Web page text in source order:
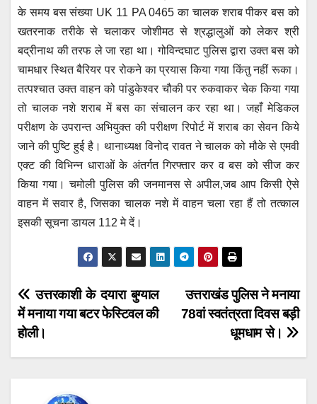
s
A
p
p
e
b
o
o
k
er
e
n
g
er
gr
a
m
के समय बस संख्या UK 11 PA 0465 का चालक शराब पीकर बस को
खतरनाक तरीके से चलाकर जोशीमठ से श्रद्धालुओं को लेकर श्री
बद्रीनाथ की तरफ ले जा रहा था। गोविन्दघाट पुलिस द्वारा उक्त बस को
चामधार स्थित बैरियर पर रोकने का प्रयास किया गया किंतु नहीं रूका।
तत्पश्चात उक्त वाहन को पांडुकेश्वर चौकी पर रुकवाकर चेक किया गया
तो चालक नशे शराब में बस का संचालन कर रहा था। जहाँ मेडिकल
परीक्षण के उपरान्त अभियुक्त की परीक्षण रिपोर्ट में शराब का सेवन किये
जाने की पुष्टि हुई है। थानाध्यक्ष विनोद रावत ने चालक को मौके से एमवी
एक्ट की विभिन्न धाराओं के अंतर्गत गिरफ्तार कर व बस को सीज कर
किया गया। चमोली पुलिस की जनमानस से अपील,जब आप किसी ऐसे
वाहन में सवार है, जिसका चालक नशे में वाहन चला रहा हैं तो तत्काल
इसकी सूचना डायल 112 मे दें।
Post
navigation
उत्तराखंड पुलिस ने मनाया
78वां स्वतंत्रता दिवस बड़ी
धूमधाम से।
उत्तरकाशी के दयारा बुग्याल
में मनाया गया बटर फेस्टिवल की
होली।